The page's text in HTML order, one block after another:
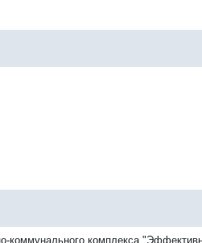
коммунального комплекса